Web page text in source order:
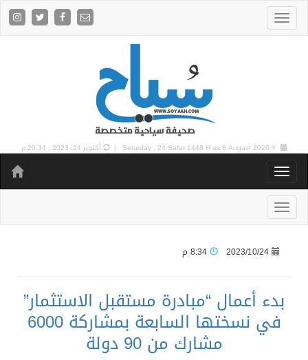
Saturday , 24 Safar 1448 H as8 August 2026 Y | أكتوبر 24, 2023 , 20:34 م
2023/10/24
بدء أعمال “مبادرة مستقبل الاستثمار”
في نسختها السابعة بمشاركة 6000
مشارك من 90 دولة